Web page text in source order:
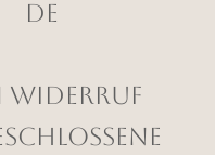
de
Widerruf